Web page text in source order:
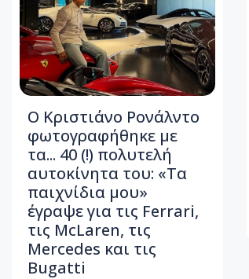
Ο Κριστιάνο Ρονάλντο
φωτογραφήθηκε με
τα... 40 (!) πολυτελή
αυτοκίνητα του: «Τα
παιχνίδια μου»
έγραψε για τις Ferrari,
τις McLaren, τις
Mercedes και τις
Bugatti